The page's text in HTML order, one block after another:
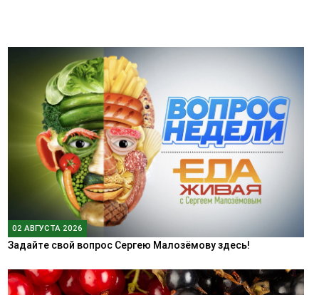
02 АВГУСТА 2026
Задайте свой вопрос Сергею Малозёмову здесь!